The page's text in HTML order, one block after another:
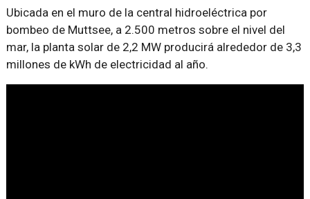
Ubicada en el muro de la central hidroeléctrica por
bombeo de Muttsee, a 2.500 metros sobre el nivel del
mar, la planta solar de 2,2 MW producirá alrededor de 3,3
millones de kWh de electricidad al año.